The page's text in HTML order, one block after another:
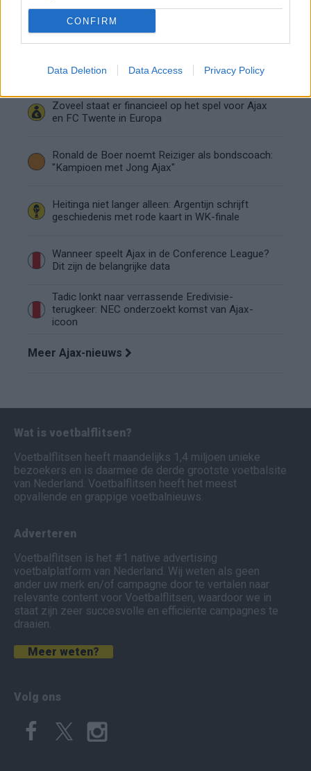
CONFIRM
Data Deletion Data Access Privacy Policy
Dusan Tadic kijkt met bijzondere gevoelens naar
Ajax - Vojvodina
Vaart en Sylvie Meis door de jaren heen
Zoveel staat er financieel op het spel voor Ajax
en FC Twente in Europa
Ronald de Boer noemt Reiziger als bondscoach:
"Kampioen met Jong Ajax"
Heitinga niet langer alleen: Argentijn schrijft
geschiedenis met rode kaart in WK-finale
Wanneer speelt Ajax in de Conference League?
Dit zijn de belangrijke data
Tadic lonkt naar verrassende Eredivisie-
terugkeer: NEC onderzoekt komst van Ajax-
icoon
Meer Ajax-nieuws
Wat is voetbalflitsen?
Voetbalflitsen heeft maandelijks 1,4 miljoen unieke
bezoekers en is daarmee de derde grootste voetbalsite
van Nederland. Voetbalflitsen heeft het meest
opvallende en grappige voetbalnieuws.
Adverteren
Voetbalflitsen is het #1 native advertising
voetbalplatform van Nederland. Wij weten als geen
ander uw merk en/of campagne door te vertalen naar
relevante content voor Voetbalflitsen, waardoor we in
staat zijn zeer succesvolle en efficiënte campagnes te
draaien.
Meer weten?
Volg ons